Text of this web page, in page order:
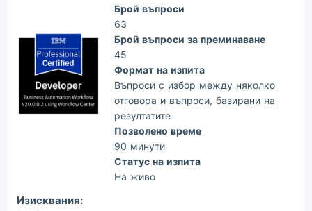
Брой въпроси
63
Брой въпроси за преминаване
45
Формат на изпита
Въпроси с избор между няколко
отговора и въпроси, базирани на
резултатите
Позволено време
90 минути
Статус на изпита
На живо
Изисквания: